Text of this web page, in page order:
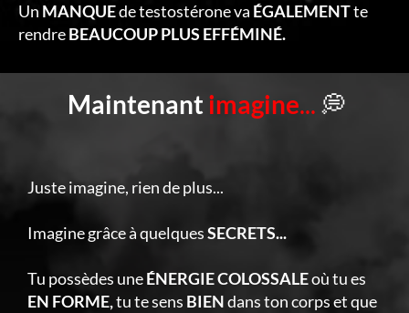
Un MANQUEde testostérone va ÉGALEMENTte
rendreBEAUCOUP PLUS EFFÉMINÉ.
Maintenantimagine... 💭
Juste imagine, rien de plus...
Imagine grâce à quelquesSECRETS...
Tu possèdes uneÉNERGIE COLOSSALEoù tu es
EN FORME,tu te sens BIENdans ton corps et que